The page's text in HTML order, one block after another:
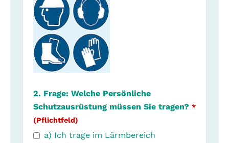
2. Frage: Welche Persönliche
Schutzausrüstung müssen Sie tragen? *
(Pflichtfeld)
a) Ich trage im Lärmbereich